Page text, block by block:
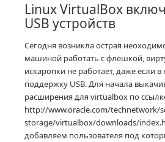
Linux VirtualBox
USB устройств
Сегодня возникла острая
машиной работать с флешкой,
искаропки не работает, даже если
поддержку USB. Для начала
расширения для virtualbox по
http://www.oracle.com/technetwork/
storage/virtualbox/downloads/
добавляем пользователя под